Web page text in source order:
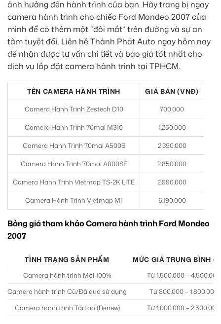
ảnh hưởng đến hành trình của bạn. Hãy trang bị ngay
camera hành trình cho chiếc Ford Mondeo 2007 của
mình để có thêm một “đôi mắt” trên đường và sự an
tâm tuyệt đối. Liên hệ Thành Phát Auto ngay hôm nay
để nhận được tư vấn chi tiết và báo giá tốt nhất cho
dịch vụ lắp đặt camera hành trình tại TPHCM.
TÊN CAMERA HÀNH TRÌNH
GIÁ BÁN (VNĐ)
Camera Hành Trình Zestech D10
700.000
Camera Hành Trình 70mai M310 1.250.000
Camera Hành Trình 70mai A500S 2.390.000
Camera Hành Trình 70mai A800SE 2.850.000
Camera Hành Trình Vietmap TS-2K LITE 2.990.000
Camera Hành Trình Vietmap M1 6.190.000
Bảng giá tham khảo Camera hành trình Ford Mondeo
2007
TÌNH TRẠNG SẢN PHẨM
MỨC GIÁ TRUNG BÌNH
Camera hành trình Mới 100%
Từ 1.500.000 – 4.500.000
Camera hành trình Cũ/Đã qua sử dụng
Từ 800.000 – 1.800.000
Camera hành trình Tái tạo (Renew)
Từ 1.000.000 – 2.500.000